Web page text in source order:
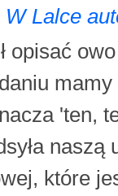
W Lalce
opisać
'ten,
które